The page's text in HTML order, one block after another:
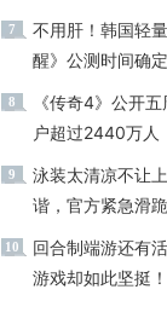
7
不用肝！韩国轻
醒》公测时间确定
8
《传奇4》公开
户超过2440万人
9
泳装太清凉不让
谐，官方紧急滑跪
10
回合制端游还有
游戏却如此坚挺！